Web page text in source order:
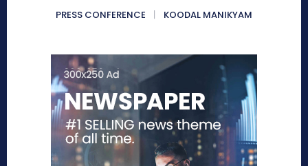
PRESS CONFERENCE
KOODAL MANIKYAM